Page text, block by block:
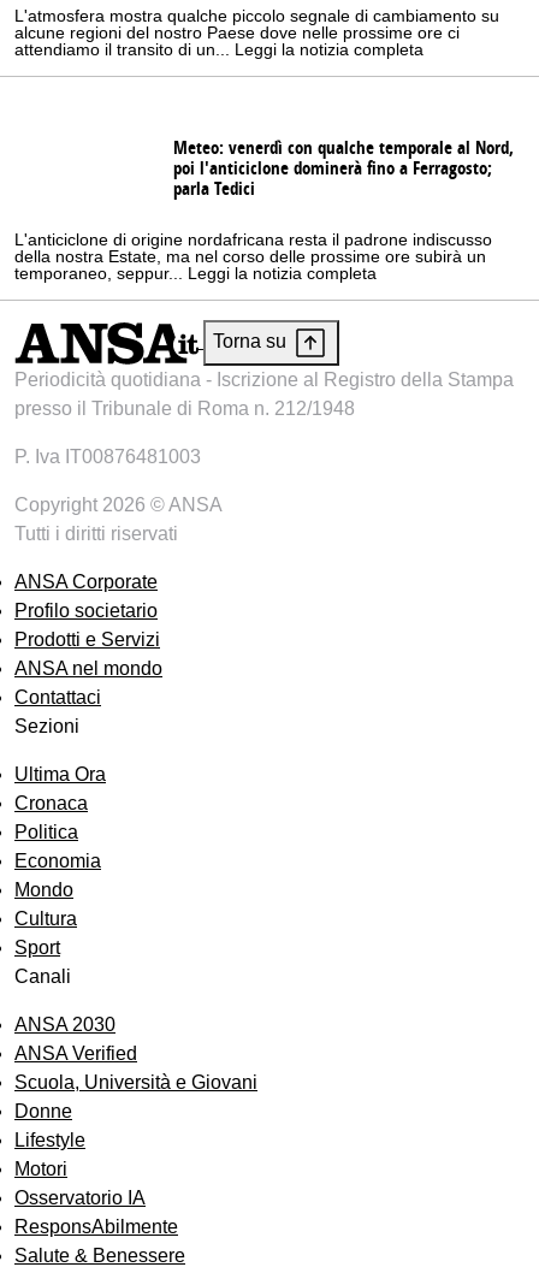
L'atmosfera mostra qualche piccolo segnale di cambiamento su
alcune regioni del nostro Paese dove nelle prossime ore ci
attendiamo il transito di un... Leggi la notizia completa
Meteo: venerdì con qualche temporale al Nord,
poi l'anticiclone dominerà fino a Ferragosto;
parla Tedici
L'anticiclone di origine nordafricana resta il padrone indiscusso
della nostra Estate, ma nel corso delle prossime ore subirà un
temporaneo, seppur... Leggi la notizia completa
Torna su
Periodicità quotidiana - Iscrizione al Registro della Stampa
presso il Tribunale di Roma n. 212/1948
P. Iva IT00876481003
Copyright 2026 © ANSA
Tutti i diritti riservati
ANSA Corporate
Profilo societario
Prodotti e Servizi
ANSA nel mondo
Contattaci
Sezioni
Ultima Ora
Cronaca
Politica
Economia
Mondo
Cultura
Sport
Canali
ANSA 2030
ANSA Verified
Scuola, Università e Giovani
Donne
Lifestyle
Motori
Osservatorio IA
ResponsAbilmente
Salute & Benessere